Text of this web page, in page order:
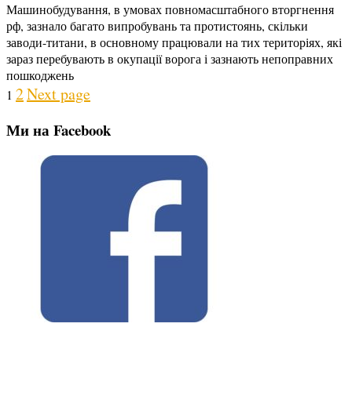
Машинобудування, в умовах повномасштабного вторгнення
рф, зазнало багато випробувань та протистоянь, скільки
заводи-титани, в основному працювали на тих територіях, які
зараз перебувають в окупації ворога і зазнають непоправних
пошкоджень
Posts
pagination
Page
1 Page
2Next page
Ми на Facebook